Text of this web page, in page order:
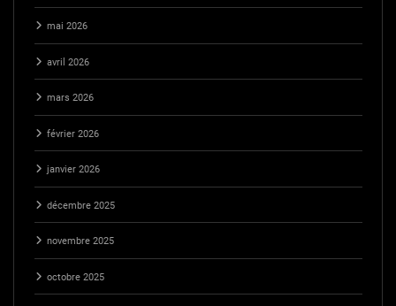
mai 2026
avril 2026
mars 2026
février 2026
janvier 2026
décembre 2025
novembre 2025
octobre 2025